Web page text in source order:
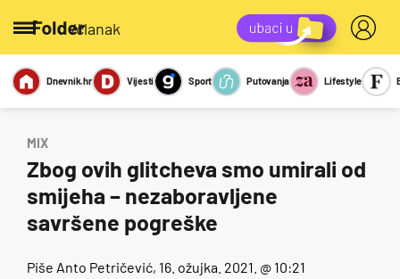
/članak
Miks Kviz
Report
Sexy
Dnevnik.hr Vijesti Sport Putovanja Lifestyle
MIX
Zbog ovih glitcheva smo umirali od
smijeha – nezaboravljene
savršene pogreške
Piše Anto Petričević, 16. ožujka. 2021. @ 10:21